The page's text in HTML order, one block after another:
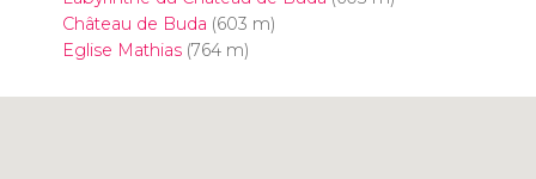
Château de Buda (603 m)
Eglise Mathias(764 m)